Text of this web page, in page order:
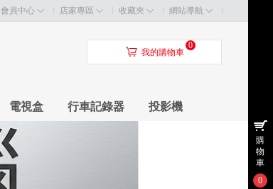
會員中心 店家專區 收藏夾 網站導航
󰃦 我的購物車
0
電視盒 行車記錄器 投影機
購
物
車
0